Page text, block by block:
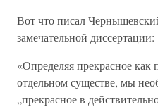
Вот что писал
замечательной диссертации:
«Определяя прекрасное как
отдельном существе, мы
„прекрасное в